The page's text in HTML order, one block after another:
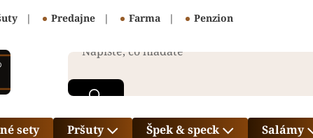
| Predajne | Farma | Penzion
sety Pršuty Špek & speck Salámy